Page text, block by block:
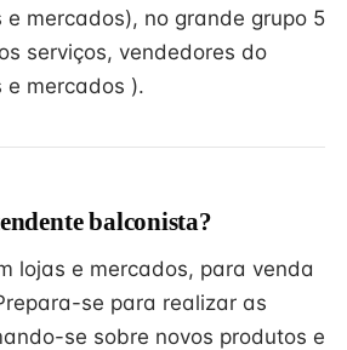
e mercados), no grande grupo 5
serviços, vendedores do
e mercados ).
balconista?
lojas e mercados, para venda
se para realizar as
se sobre novos produtos e